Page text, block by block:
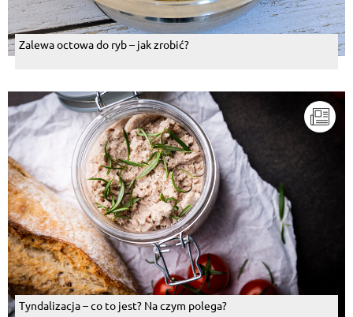
Zalewa octowa do ryb – jak zrobić?
Tyndalizacja – co to jest? Na czym polega?